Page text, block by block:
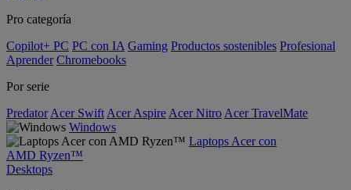
Pro categoría
Copilot+ PC PC con IA Gaming Productos sostenibles Profesional
Aprender Chromebooks
Por serie
Predator Acer Swift Acer Aspire Acer Nitro Acer TravelMate
Windows
Laptops Acer con
AMD Ryzen™
Desktops